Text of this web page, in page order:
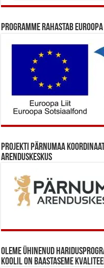
Programme rahastab
Projekti Pärnumaa
Arenduskeskus
Oleme ühinenud
koolil on baastaseme